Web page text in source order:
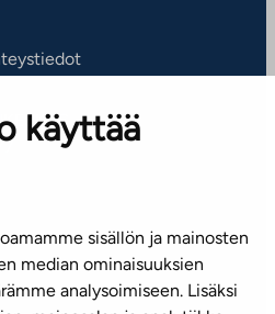
käyttää
sisällön ja mainosten
median ominaisuuksien
analysoimiseen. Lisäksi